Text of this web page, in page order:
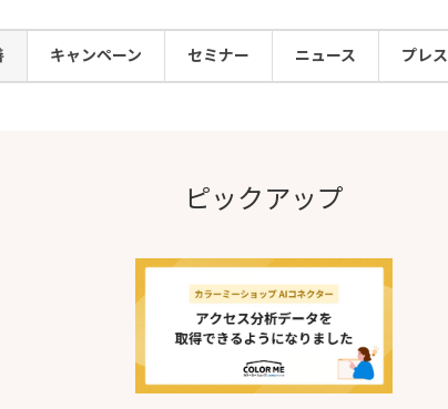
舗との連携
キャンペーン セミナー ニュース プレス
ピックアップ